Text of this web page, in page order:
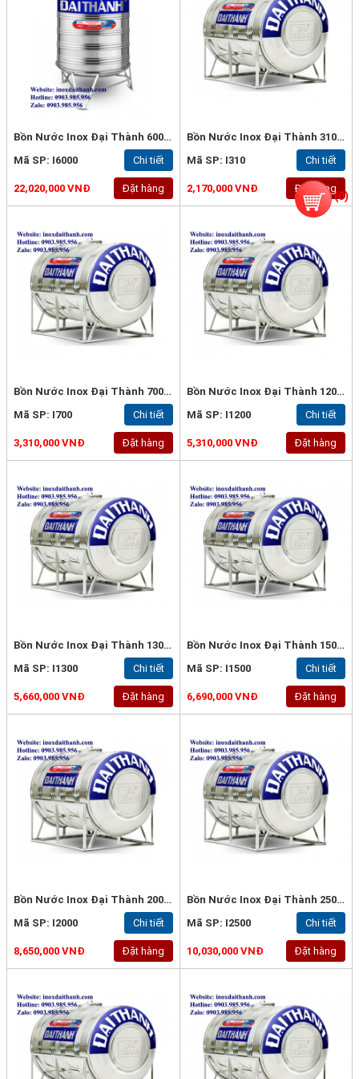
Bồn Nước Inox Đại Thành 6000L Đứng - Inox 304
Mã SP: I6000
Chi tiết
22,020,000 VNĐ Đặt hàng
Bồn Nước Inox Đại Thành 310L Ngang - Inox 304
Mã SP: I310
Chi tiết
2,170,000 VNĐ Đặt hàng
Bồn Nước Inox Đại Thành 700L Ngang - Inox 304
Mã SP: I700
Chi tiết
3,310,000 VNĐ Đặt hàng
Bồn Nước Inox Đại Thành 1200L Ngang - Inox 304
Mã SP: I1200
Chi tiết
5,310,000 VNĐ Đặt hàng
Bồn Nước Inox Đại Thành 1300L Ngang - Inox 304
Mã SP: I1300
Chi tiết
5,660,000 VNĐ Đặt hàng
Bồn Nước Inox Đại Thành 1500L Ngang - Inox 304
Mã SP: I1500
Chi tiết
6,690,000 VNĐ Đặt hàng
Bồn Nước Inox Đại Thành 2000L Ngang - Inox 304
Mã SP: I2000
Chi tiết
8,650,000 VNĐ Đặt hàng
Bồn Nước Inox Đại Thành 2500L Ngang (ϕ1200) - Inox 304
Mã SP: I2500
Chi tiết
10,030,000 VNĐ Đặt hàng
(0)